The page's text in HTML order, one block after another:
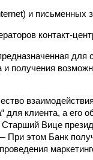
и письменных
контакт-
для
получения
для клиента, а его
Вице
этом Банк